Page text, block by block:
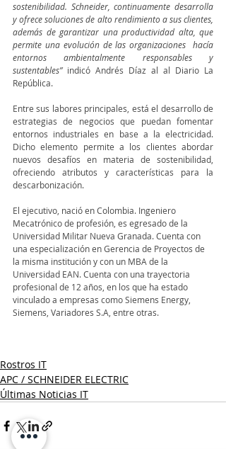
sostenibilidad. Schneider, continuamente desarrolla
y ofrece soluciones de alto rendimiento a sus clientes,
además de garantizar una productividad alta, que
permite una evolución de las organizaciones  hacía
entornos ambientalmente responsables y
sustentables” indicó Andrés Díaz al al Diario La
República.
Entre sus labores principales, está el desarrollo de
estrategias de negocios que puedan fomentar
entornos industriales en base a la electricidad.
Dicho elemento permite a los clientes abordar
nuevos desafíos en materia de sostenibilidad,
ofreciendo atributos y características para la
descarbonización.
El ejecutivo, nació en Colombia. Ingeniero
Mecatrónico de profesión, es egresado de la
Universidad Militar Nueva Granada. Cuenta con
una especialización en Gerencia de Proyectos de
la misma institución y con un MBA de la
Universidad EAN. Cuenta con una trayectoria
profesional de 12 años, en los que ha estado
vinculado a empresas como Siemens Energy,
Siemens, Variadores S.A, entre otras.
Rostros IT
APC / SCHNEIDER ELECTRIC
Últimas Noticias IT